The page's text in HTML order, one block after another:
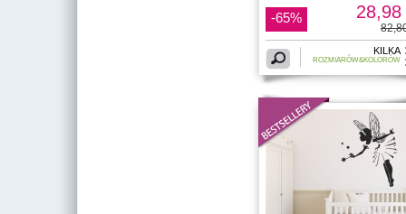
-65% 28,98
KILKA
ROZMIARÓW&KOLORÓW